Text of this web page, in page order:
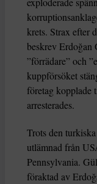
krets. Strax efter
beskrev Erdoğan
”förrädare” och
kuppförsöket
företag kopplade
arresterades.
Trots den
utlämnad från
Pennsylvania.
föraktad av